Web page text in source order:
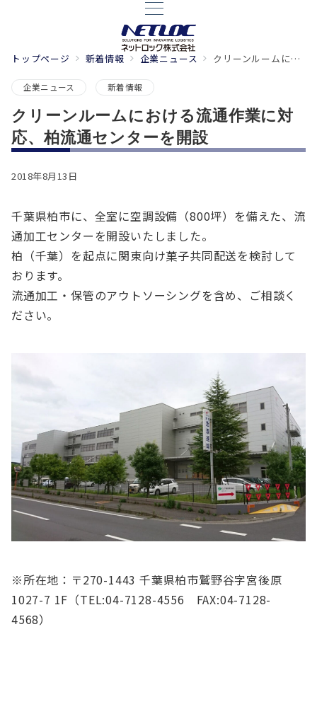
トップページ 新着情報 企業ニュース クリーンルームにおける流通作業に対応、柏流通センターを開設
企業ニュース 新着情報
クリーンルームにおける流通作業に対
応、柏流通センターを開設
2018年8月13日
千葉県柏市に、全室に空調設備（800坪）を備えた、流
通加工センターを開設いたしました。
柏（千葉）を起点に関東向け菓子共同配送を検討して
おります。
流通加工・保管のアウトソーシングを含め、ご相談く
ださい。
※所在地：〒270-1443 千葉県柏市鷲野谷字宮後原
1027-7 1F（TEL:04-7128-4556 FAX:04-7128-
4568）